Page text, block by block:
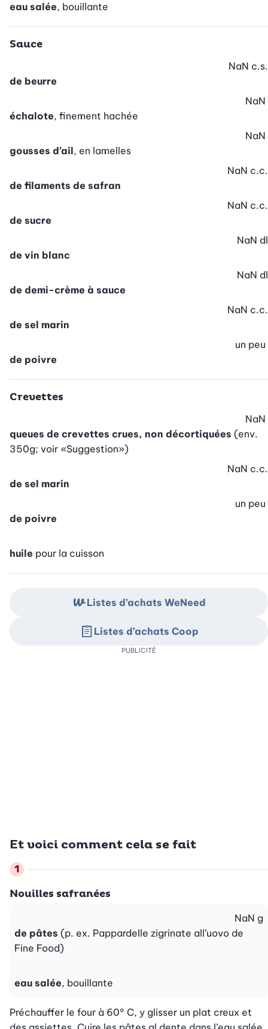
eau salée, bouillante
Sauce
de beurre
NaN c.s.
échalote, finement hachée
NaN
gousses d’ail, en lamelles
NaN
de filaments de safran
NaN c.c.
de sucre
NaN c.c.
de vin blanc
NaN dl
de demi-crème à sauce
NaN dl
de sel marin
NaN c.c.
de poivre
un peu
Crevettes
queues de crevettes crues, non décortiquées (env.
350g; voir «Suggestion»)
NaN
de sel marin
NaN c.c.
de poivre
un peu
huile pour la cuisson
Et voici comment cela se fait
Nouilles safranées
de pâtes (p. ex. Pappardelle zigrinate all’uovo de
Fine Food)
NaN g
eau salée, bouillante
Préchauffer le four à 60° C, y glisser un plat creux et
Listes d’achats WeNeed
Listes d’achats Coop
PUBLICITÉ